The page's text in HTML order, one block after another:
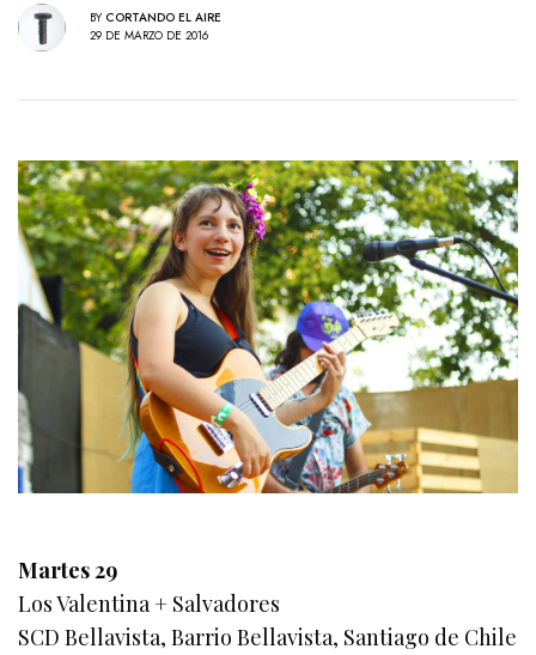
BY CORTANDO EL AIRE
29 DE MARZO DE 2016
Martes 29
Los Valentina + Salvadores
SCD Bellavista, Barrio Bellavista, Santiago de Chile